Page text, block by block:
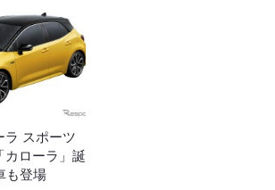
ラ スポーツ
ローラ」誕
も登場